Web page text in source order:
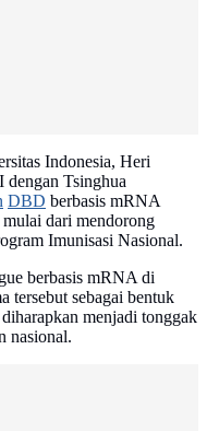
Indonesia, Heri
dengan Tsinghua
DBD berbasis mRNA
dari mendorong
Imunisasi Nasional.
berbasis mRNA di
tersebut sebagai bentuk
menjadi tonggak
nasional.